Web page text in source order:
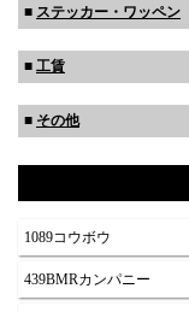
■ ステッカー・ワッペン
■ 工賃
■ その他
1089コウボウ
439BMRカンパニー